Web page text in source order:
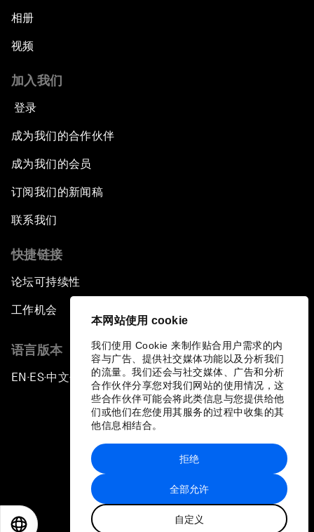
本网站使用 cookie
我们使用 Cookie 来制作贴合用户需求的内
容与广告、提供社交媒体功能以及分析我们
的流量。我们还会与社交媒体、广告和分析
合作伙伴分享您对我们网站的使用情况，这
些合作伙伴可能会将此类信息与您提供给他
们或他们在您使用其服务的过程中收集的其
他信息相结合。
全部允许
自定义
拒绝
相册
视频
加入我们
登录
成为我们的合作伙伴
成为我们的会员
订阅我们的新闻稿
联系我们
快捷链接
论坛可持续性
工作机会
语言版本
EN ▪ES▪中文▪ 日本語
站点地图
世界经济论坛